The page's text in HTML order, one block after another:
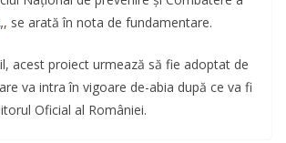
„, se arată în nota de fundamentare.
acest proiect urmează să fie adoptat de
va intra în vigoare de-abia după ce va fi
Oficial al României.